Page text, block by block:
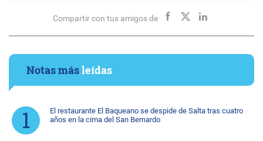
Compartir con tus amigos de
Notas másleídas
El restaurante El Baqueano se despide de Salta tras cuatro
años en la cima del San Bernardo